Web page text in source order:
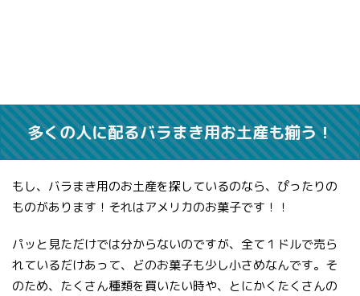
多くの人に配るバラまき用お土産も揃う！
もし、バラまき用のお土産を探しているのなら、ぴったりの
ものがあります！それはアメリカのお菓子です！！
パッと見ただけでは分からないのですが、全て１ドルで売ら
れているだけあって、どのお菓子も少し小さめなんです。そ
のため、たくさん種類を買いたい時や、とにかくたくさんの